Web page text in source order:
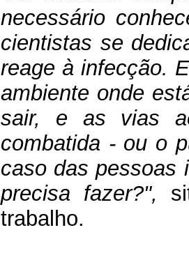
necessário
cientistas se
reage à infecção.
ambiente onde
sair, e as vias
combatida - ou o
caso das pessoas
precisa fazer?",
trabalho.